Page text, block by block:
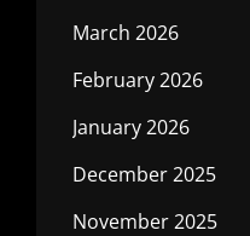
March 2026
February 2026
January 2026
December 2025
November 2025